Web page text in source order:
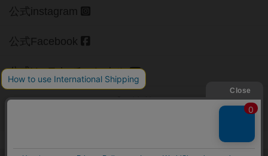
公式instagram
公式Facebook
公式YouTubeチャンネル
Copyright (c)